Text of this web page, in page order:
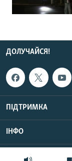
ДОЛУЧАЙСЯ!
ПІДТРИМКА
ІНФО